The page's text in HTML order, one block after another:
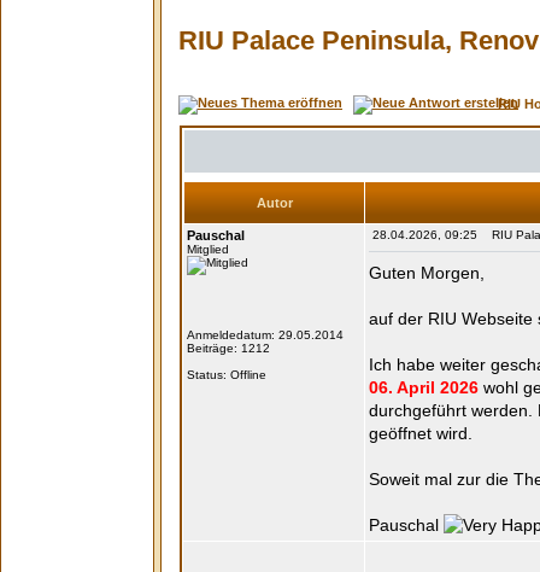
RIU Palace Peninsula,
RIU
Autor
Pauschal
Mitglied
Anmeldedatum: 29.05.2014
Beiträge: 1212
Status: Offline
28.04.2026, 09:25 RIU
Guten Morgen,
auf der RIU
Ich habe weiter
06. April 2026 wohl
durchgeführt werden.
geöffnet wird.
Soweit mal zur die
Pauschal